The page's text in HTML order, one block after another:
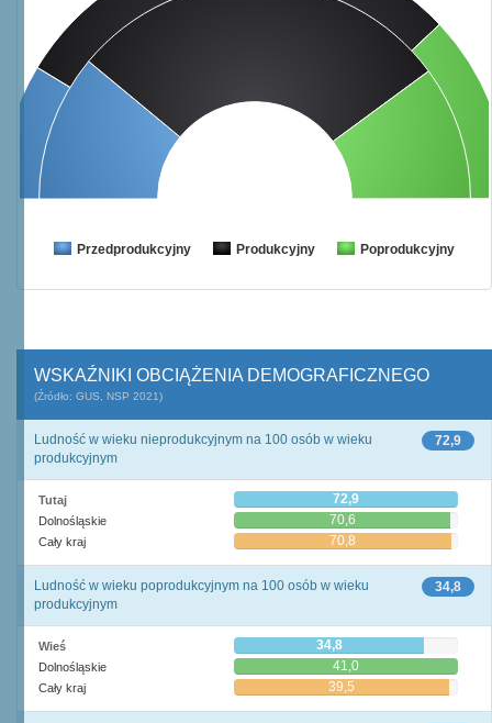
Przedprodukcyjny Produkcyjny Poprodukcyjny
WSKAŹNIKI OBCIĄŻENIA DEMOGRAFICZNEGO
(Źródło: GUS, NSP 2021)
72,9
Ludność w wieku nieprodukcyjnym na 100 osób w wieku
produkcyjnym
Tutaj 72,9
Dolnośląskie 70,6
Cały kraj 70,8
34,8
Ludność w wieku poprodukcyjnym na 100 osób w wieku
produkcyjnym
Wieś 34,8
Dolnośląskie 41,0
Cały kraj 39,5